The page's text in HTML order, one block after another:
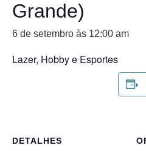
Grande)
6 de setembro às 12:00 am
Lazer, Hobby e Esportes
DETALHES